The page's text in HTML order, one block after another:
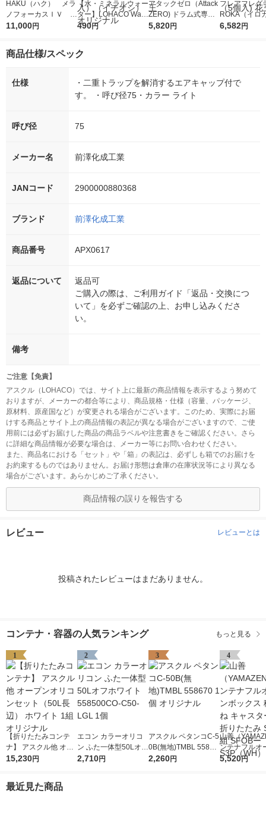
HAKU（ハク） メラ
ノフォーカスＩＶ 4
5ｇ 資生堂 おまけ
11,000円
【水・ミネラルウォー
ター】LOHACO Wate
r（ロハコウォータ
シ） オリジナル
490円
アタックゼロ（Attack
ZERO) ドラム式専用
詰め替え メガジャン
5,820円
フレアフレグ
ROKA（イロ
イキッドリリ
6,582円
商品仕様/スペック
仕様
・二重トラップを解消するエアキャップ付で
す。 ・呼び径75・カラー ライト
呼び径 75
メーカー名 前澤化成工業
JANコード 2900000880368
ブランド 前澤化成工業
商品番号 APX0617
返品について
返品可
ご購入の際は、ご利用ガイド「返品・交換につ
いて」を必ずご確認の上、お申し込みくださ
い。
備考
ご注意【免責】
アスクル（LOHACO）では、サイト上に最新の商品情報を表示するよう努めて
おりますが、メーカーの都合等により、商品規格・仕様（容量、パッケージ、
原材料、原産国など）が変更される場合がございます。このため、実際にお届
けする商品とサイト上の商品情報の表記が異なる場合がございますので、ご使
用前には必ずお届けした商品の商品ラベルや注意書きをご確認ください。さら
に詳細な商品情報が必要な場合は、メーカー等にお問い合わせください。
また、商品名における「セット」や「箱」の表記は、必ずしも箱でのお届けを
お約束するものではありません。お届け形態は倉庫の在庫状況等により異なる
場合がございます。あらかじめご了承ください。
商品情報の誤りを報告する
レビュー レビューとは
投稿されたレビューはまだありません。
コンテナ・容器の人気ランキング もっと見る
1
【折りたたみコンテ
ナ】 アスクル他 オー
プンオリコンセット
15,230円
2
エコン カラーオリコ
ン ふた一体型50Lオフ
ホワイト 558500CO-
2,710円
3
アスクル ペタンコC-5
0B(無地)TMBL 55867
0 1個 オリジナル
2,260円
4
山善（
ンテナフルオ
ックス 積み重
5,520円
最近見た商品